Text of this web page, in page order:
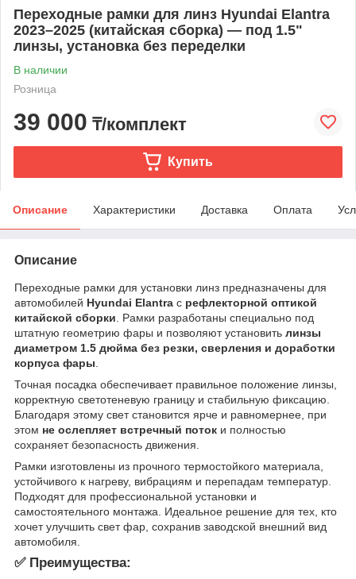
Переходные рамки для линз Hyundai Elantra
2023–2025 (китайская сборка) — под 1.5"
линзы, установка без переделки
В наличии
Розница
39 000 ₸/комплект
Купить
Описание Характеристики Доставка Оплата
Описание
Переходные рамки для установки линз предназначены для
автомобилей Hyundai Elantra с рефлекторной оптикой
китайской сборки . Рамки разработаны специально под
штатную геометрию фары и позволяют установить линзы
диаметром 1.5 дюйма без резки, сверления и доработки
корпуса фары
Точная посадка обеспечивает правильное положение линзы,
корректную светотеневую границу и стабильную фиксацию.
Благодаря этому свет становится ярче и равномернее, при
этом не ослепляет встречный поток и полностью
сохраняет безопасность движения.
Рамки изготовлены из прочного термостойкого материала,
устойчивого к нагреву, вибрациям и перепадам температур.
Подходят для профессиональной установки и
самостоятельного монтажа. Идеальное решение для тех, кто
хочет улучшить свет фар, сохранив заводской внешний вид
автомобиля.
✅ Преимущества: